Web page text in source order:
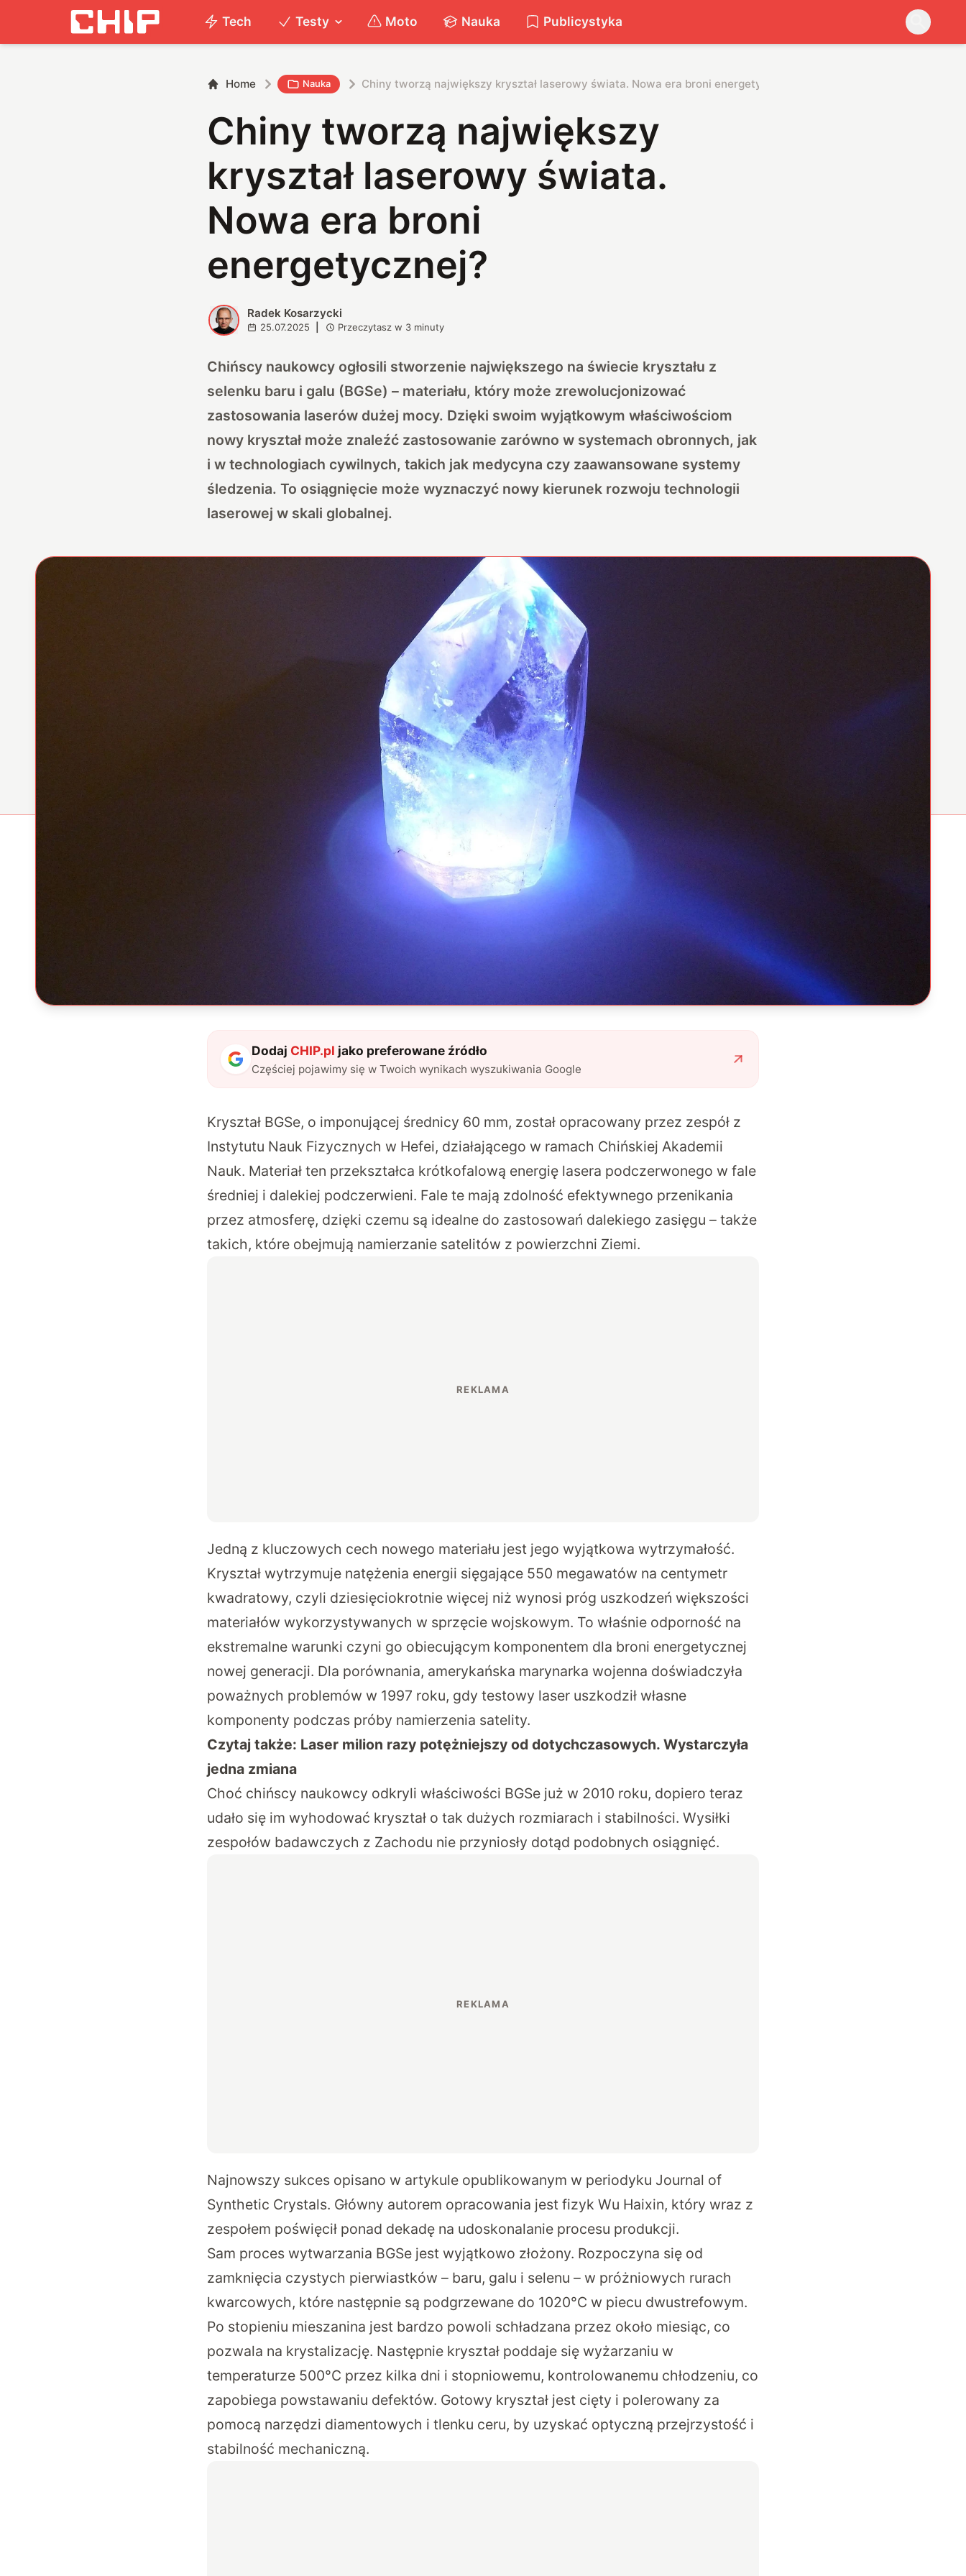
Tech Testy Moto Nauka Publicystyka
Home Nauka Chiny tworzą największy kryształ laserowy świata. Nowa era broni energetycznej?
Chiny tworzą największy
kryształ laserowy świata.
Nowa era broni
energetycznej?
R Radek Kosarzycki
25.07.2025 Przeczytasz w 3 minuty
Chińscy naukowcy ogłosili stworzenie największego na świecie kryształu z
selenku baru i galu (BGSe) – materiału, który może zrewolucjonizować
zastosowania laserów dużej mocy. Dzięki swoim wyjątkowym właściwościom
nowy kryształ może znaleźć zastosowanie zarówno w systemach obronnych, jak
i w technologiach cywilnych, takich jak medycyna czy zaawansowane systemy
śledzenia. To osiągnięcie może wyznaczyć nowy kierunek rozwoju technologii
laserowej w skali globalnej.
Dodaj CHIP.pl jako preferowane źródło
Częściej pojawimy się w Twoich wynikach wyszukiwania Google
Kryształ BGSe, o imponującej średnicy 60 mm, został opracowany przez zespół z
Instytutu Nauk Fizycznych w Hefei, działającego w ramach Chińskiej Akademii
Nauk. Materiał ten przekształca krótkofalową energię lasera podczerwonego w fale
średniej i dalekiej podczerwieni. Fale te mają zdolność efektywnego przenikania
przez atmosferę, dzięki czemu są idealne do zastosowań dalekiego zasięgu – także
takich, które obejmują namierzanie satelitów z powierzchni Ziemi.
Jedną z kluczowych cech nowego materiału jest jego wyjątkowa wytrzymałość.
Kryształ wytrzymuje natężenia energii sięgające 550 megawatów na centymetr
kwadratowy, czyli dziesięciokrotnie więcej niż wynosi próg uszkodzeń większości
materiałów wykorzystywanych w sprzęcie wojskowym. To właśnie odporność na
ekstremalne warunki czyni go obiecującym komponentem dla broni energetycznej
nowej generacji. Dla porównania, amerykańska marynarka wojenna doświadczyła
poważnych problemów w 1997 roku, gdy testowy laser uszkodził własne
komponenty podczas próby namierzenia satelity.
Czytaj także: Laser milion razy potężniejszy od dotychczasowych. Wystarczyła
jedna zmiana
Choć chińscy naukowcy odkryli właściwości BGSe już w 2010 roku, dopiero teraz
udało się im wyhodować kryształ o tak dużych rozmiarach i stabilności. Wysiłki
zespołów badawczych z Zachodu nie przyniosły dotąd podobnych osiągnięć.
Najnowszy sukces opisano w artykule opublikowanym w periodyku Journal of
Synthetic Crystals. Główny autorem opracowania jest fizyk Wu Haixin, który wraz z
zespołem poświęcił ponad dekadę na udoskonalanie procesu produkcji.
Sam proces wytwarzania BGSe jest wyjątkowo złożony. Rozpoczyna się od
zamknięcia czystych pierwiastków – baru, galu i selenu – w próżniowych rurach
kwarcowych, które następnie są podgrzewane do 1020°C w piecu dwustrefowym.
Po stopieniu mieszanina jest bardzo powoli schładzana przez około miesiąc, co
pozwala na krystalizację. Następnie kryształ poddaje się wyżarzaniu w
temperaturze 500°C przez kilka dni i stopniowemu, kontrolowanemu chłodzeniu, co
zapobiega powstawaniu defektów. Gotowy kryształ jest cięty i polerowany za
pomocą narzędzi diamentowych i tlenku ceru, by uzyskać optyczną przejrzystość i
stabilność mechaniczną.